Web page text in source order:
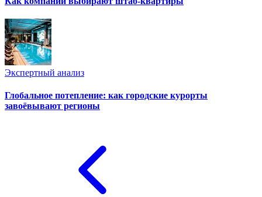
Экспертный анализ
Глобальное потепление: как городские курорты
завоёвывают регионы